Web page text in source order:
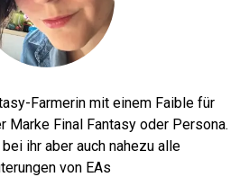
Farmerin mit einem Faible für
Marke Final Fantasy oder Persona.
ihr aber auch nahezu alle
von EAs